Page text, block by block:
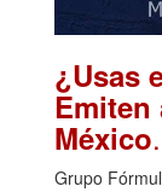
¿Usas
Emiten
México
Grupo